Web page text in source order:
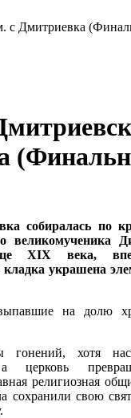
собиралась по
великомученика
XIX века,
украшена
на долю
хотя
а церковь
религиозная
сохранили свою